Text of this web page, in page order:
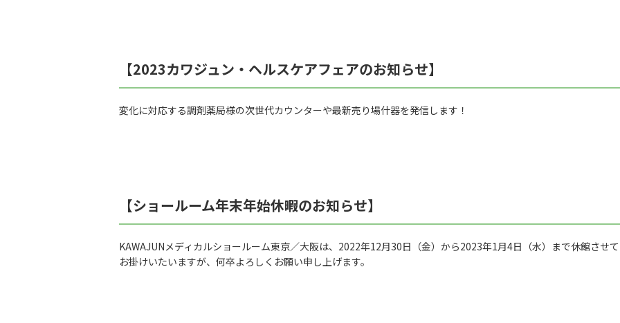
【2023カワジュン・ヘルスケアフェアのお知らせ】
変化に対応する調剤薬局様の次世代カウンターや最新売り場什器を発信します！
【ショールーム年末年始休暇のお知らせ】
KAWAJUNメディカルショールーム東京／大阪は、2022年12月30日（金）から2023年1月4日（水）まで休館させ
お掛けいたいますが、何卒よろしくお願い申し上げます。